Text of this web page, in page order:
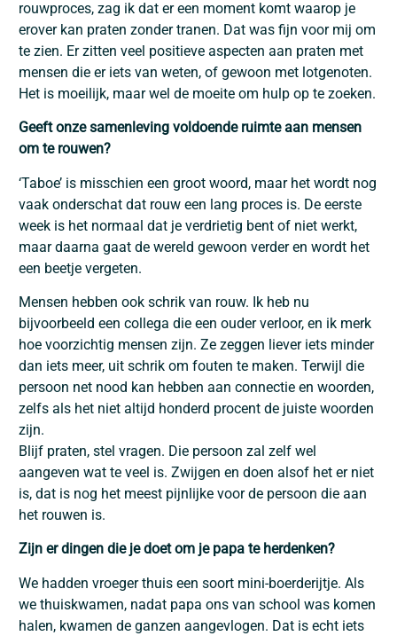
rouwproces, zag ik dat er een moment komt waarop je
erover kan praten zonder tranen. Dat was fijn voor mij om
te zien. Er zitten veel positieve aspecten aan praten met
mensen die er iets van weten, of gewoon met lotgenoten.
Het is moeilijk, maar wel de moeite om hulp op te zoeken.
Geeft onze samenleving voldoende ruimte aan mensen
om te rouwen?
‘Taboe’ is misschien een groot woord, maar het wordt nog
vaak onderschat dat rouw een lang proces is. De eerste
week is het normaal dat je verdrietig bent of niet werkt,
maar daarna gaat de wereld gewoon verder en wordt het
een beetje vergeten.
Mensen hebben ook schrik van rouw. Ik heb nu
bijvoorbeeld een collega die een ouder verloor, en ik merk
hoe voorzichtig mensen zijn. Ze zeggen liever iets minder
dan iets meer, uit schrik om fouten te maken. Terwijl die
persoon net nood kan hebben aan connectie en woorden,
zelfs als het niet altijd honderd procent de juiste woorden
zijn.
Blijf praten, stel vragen. Die persoon zal zelf wel
aangeven wat te veel is. Zwijgen en doen alsof het er niet
is, dat is nog het meest pijnlijke voor de persoon die aan
het rouwen is.
Zijn er dingen die je doet om je papa te herdenken?
We hadden vroeger thuis een soort mini-boerderijtje. Als
we thuiskwamen, nadat papa ons van school was komen
halen, kwamen de ganzen aangevlogen. Dat is echt iets